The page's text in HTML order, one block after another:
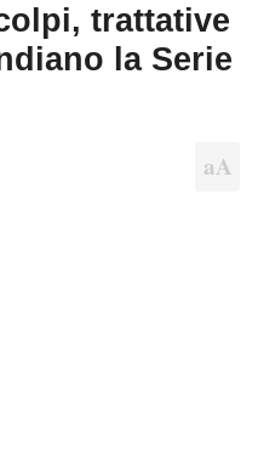
trattative
la Serie